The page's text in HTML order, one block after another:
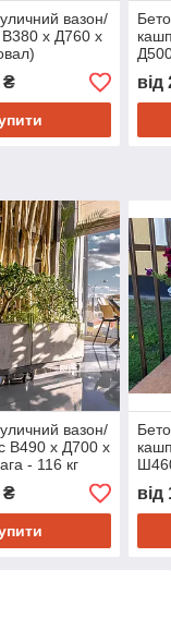
вазон/
В380 х Д760 х
від
вазон/
В490 х Д700 х
- 116 кг
від